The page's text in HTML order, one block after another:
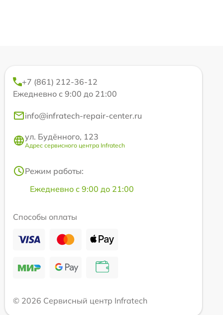
+7 (861) 212-36-12
Ежедневно с 9:00 до 21:00
info@infratech-repair-center.ru
ул. Будённого, 123
Адрес сервисного центра Infratech
Режим работы:
Ежедневно с 9:00 до 21:00
Способы оплаты
© 2026 Сервисный центр Infratech